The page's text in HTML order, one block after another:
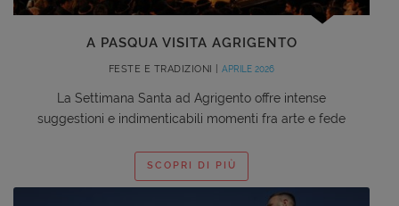
A PASQUA VISITA AGRIGENTO
FESTE E TRADIZIONI |APRILE 2026
La Settimana Santa ad Agrigento offre intense
suggestioni e indimenticabili momenti fra arte e fede
SCOPRI DI PIÙ